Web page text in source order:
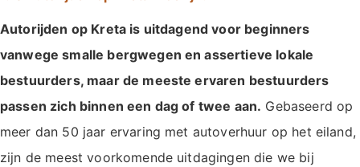
Autorijden op Kreta is uitdagend voor beginners
vanwege smalle bergwegen en assertieve lokale
bestuurders, maar de meeste ervaren bestuurders
passen zich binnen een dag of twee aan. Gebaseerd op
meer dan 50 jaar ervaring met autoverhuur op het eiland,
zijn de meest voorkomende uitdagingen die we bij